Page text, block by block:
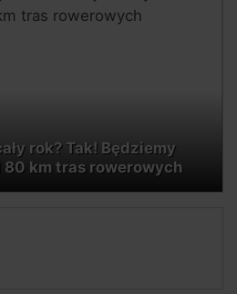
rok? Tak! Będziemy
80 km tras rowerowych